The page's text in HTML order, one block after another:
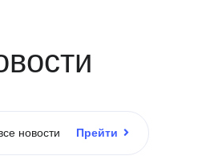
новости Прейти